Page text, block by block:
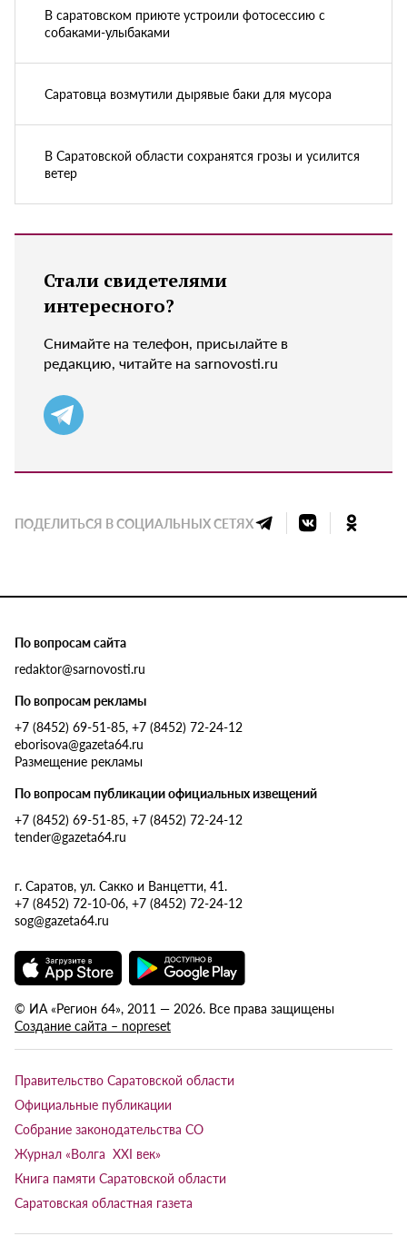
В саратовском приюте устроили фотосессию с
собаками-улыбаками
Саратовца возмутили дырявые баки для мусора
В Саратовской области сохранятся грозы и усилится
ветер
Стали свидетелями
интересного?
Снимайте на телефон, присылайте в
редакцию, читайте на sarnovosti.ru
ПОДЕЛИТЬСЯ В СОЦИАЛЬНЫХ СЕТЯХ
По вопросам сайта
redaktor@sarnovosti.ru
По вопросам рекламы
+7 (8452) 69-51-85, +7 (8452) 72-24-12
eborisova@gazeta64.ru
Размещение рекламы
По вопросам публикации официальных извещений
+7 (8452) 69-51-85, +7 (8452) 72-24-12
tender@gazeta64.ru
г. Саратов, ул. Сакко и Ванцетти, 41.
+7 (8452) 72-10-06, +7 (8452) 72-24-12
sog@gazeta64.ru
© ИА «Регион 64», 2011 — 2026. Все права защищены
Создание сайта – nopreset
Правительство Саратовской области
Официальные публикации
Собрание законодательства СО
Журнал «Волга XXI век»
Книга памяти Саратовской области
Саратовская областная газета